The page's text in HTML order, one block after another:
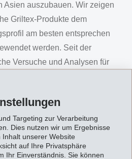
Targeting zur Verarbeitung
Dies nutzen wir um Ergebnisse
unserer Website
auf Ihre Privatsphäre
Ihr Einverständnis. Sie können
Asien auszubauen. Wir zeigen
Griltex-Produkte dem
am besten entsprechen
werden. Seit der
Versuche und Analysen für
Agenten und
Anwendungen haben
und verlangen gezielte
Technikum bieten wir